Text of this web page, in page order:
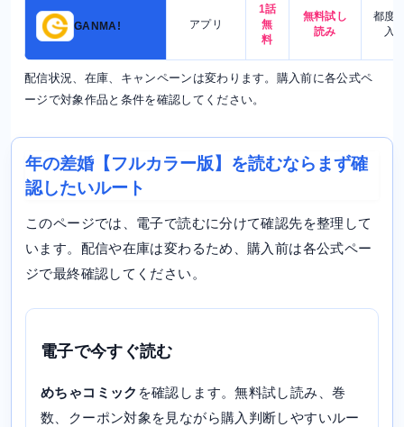
GANMA! アプリ
1話
無
料
無料試し
読み
都度
入
配信状況、在庫、キャンペーンは変わります。購入前に各公式ペ
ージで対象作品と条件を確認してください。
年の差婚【フルカラー版】を読むならまず確
認したいルート
このページでは、電子で読むに分けて確認先を整理して
います。配信や在庫は変わるため、購入前は各公式ペー
ジで最終確認してください。
電子で今すぐ読む
めちゃコミック を確認します。無料試し読み、巻
数、クーポン対象を見ながら購入判断しやすいルー